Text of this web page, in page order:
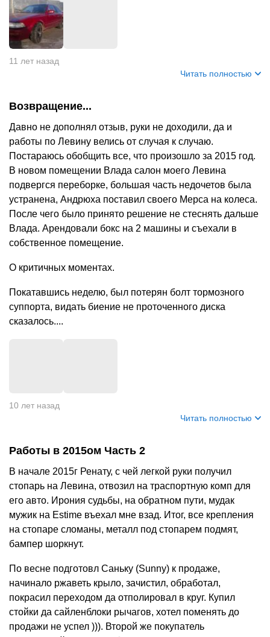
11 лет назад
Читать полностью
Возвращение...
Давно не дополнял отзыв, руки не доходили, да и
работы по Левину велись от случая к случаю.
Постараюсь обобщить все, что произошло за 2015 год.
В новом помещении Влада салон моего Левина
подвергся переборке, большая часть недочетов была
устранена, Андрюха поставил своего Мерса на колеса.
После чего было принято решение не стеснять дальше
Влада. Арендовали бокс на 2 машины и съехали в
собственное помещение.
О критичных моментах.
Покатавшись неделю, был потерян болт тормозного
суппорта, видать биение не проточенного диска
сказалось....
10 лет назад
Читать полностью
Работы в 2015ом Часть 2
В начале 2015г Ренату, с чей легкой руки получил
стопарь на Левина, отвозил на траспортную комп для
его авто. Ирония судьбы, на обратном пути, мудак
мужик на Estime въехал мне взад. Итог, все крепления
на стопаре сломаны, металл под стопарем подмят,
бампер шоркнут.
По весне подготовл Саньку (Sunny) к продаже,
начинало ржаветь крыло, зачистил, обработал,
покрасил переходом да отполировал в круг. Купил
стойки да сайленблоки рычагов, хотел поменять до
продажи не успел ))). Второй же покупатель